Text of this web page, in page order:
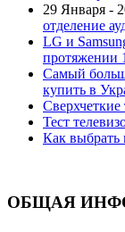
29 Января -
отделение
LG и
протяжении
Самый
купить в
Тест
Как выбрать
ОБЩАЯ